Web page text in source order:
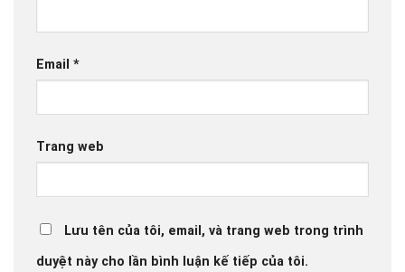
Email *
Trang web
Lưu tên của tôi, email, và trang web trong trình
duyệt này cho lần bình luận kế tiếp của tôi.